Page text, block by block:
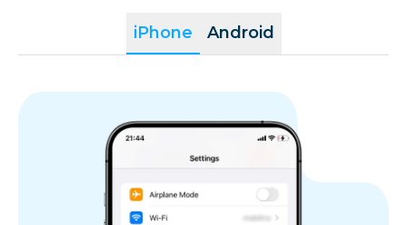
iPhone Android